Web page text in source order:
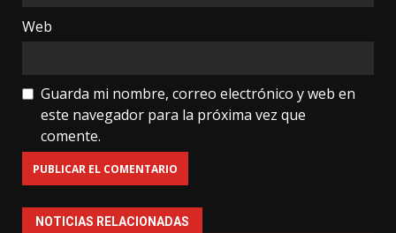
Web
Guarda mi nombre, correo electrónico y web en
este navegador para la próxima vez que
comente.
NOTICIAS RELACIONADAS